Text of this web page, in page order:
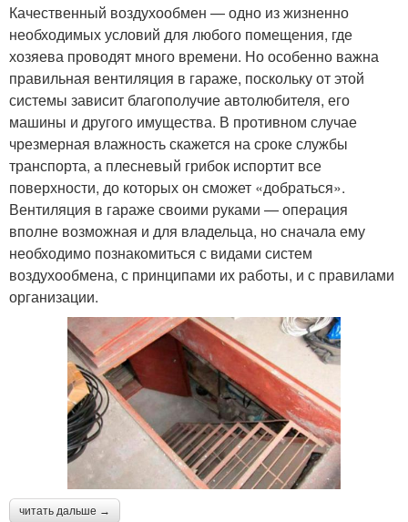
Качественный воздухообмен — одно из жизненно
необходимых условий для любого помещения, где
хозяева проводят много времени. Но особенно важна
правильная вентиляция в гараже, поскольку от этой
системы зависит благополучие автолюбителя, его
машины и другого имущества. В противном случае
чрезмерная влажность скажется на сроке службы
транспорта, а плесневый грибок испортит все
поверхности, до которых он сможет «добраться».
Вентиляция в гараже своими руками — операция
вполне возможная и для владельца, но сначала ему
необходимо познакомиться с видами систем
воздухообмена, с принципами их работы, и с правилами
организации.
читать дальше →